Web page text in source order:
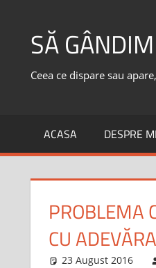
contentSĂ
Ceea ce dispare sau
ACASA DESPRE
PROBLEMA
CU
23 August 2016